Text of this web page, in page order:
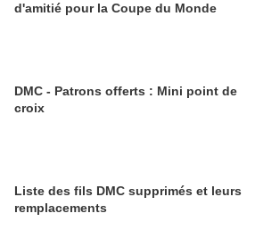
d'amitié pour la Coupe du Monde
DMC - Patrons offerts : Mini point de
croix
Liste des fils DMC supprimés et leurs
remplacements